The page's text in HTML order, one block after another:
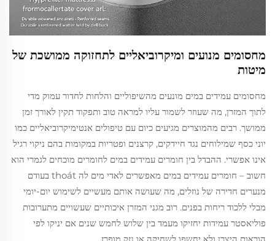
מחסומים מנועים ומיקרוביאליים לתחזוקה ממושכת של
מיטות
מחסומים עמידים במים מונעים מהשיפוליים והלחות לחדור עמוק מדי
לתוך המזרן, מה שעוזר לשמור עליו למראה טוב ותפקוד תקין לאורך זמן
ממושך. רבים מהמוצרים מגיעים כיום עם טיפולים אנטימיקרוביאליים כמו
יוני כסף שמילוחים נגד חיידקים, קרצנים ופטריות במקומות בהם ניקוי רגיל
אינו אפשרי. ההבדל בין חומרים עמידים במים לחומרים מוכחים לגמרי הוא
חשוב – חומרים עמידים במים מאפשרים לאדי מים לה thoát בעודם
מנערים חדירה של נוזלים, מה שעושה אותם מעשיים לשימוש יום-יומי
מבלי ללכוד ריחות בפנים. רוב מגני המזרן איכותיים שעשויים מתערובות
פוליאסטר עמידות יחזיקו מעמד בין שלוש לחמש שנים אם יניקו לפי
הוראות היצרן ולא יחשפו לשחיקה או נזק מופרז.